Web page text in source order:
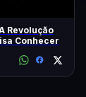
Revolução
Conhecer